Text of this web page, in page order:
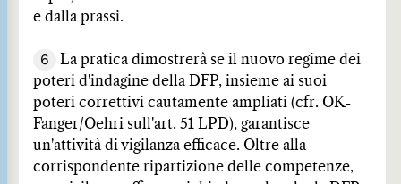
e dalla prassi.
6
La pratica dimostrerà se il nuovo regime dei
poteri d'indagine della DFP, insieme ai suoi
poteri correttivi cautamente ampliati (cfr. OK-
Fanger/Oehri sull'art. 51 LPD), garantisce
un'attività di vigilanza efficace. Oltre alla
corrispondente ripartizione delle competenze,